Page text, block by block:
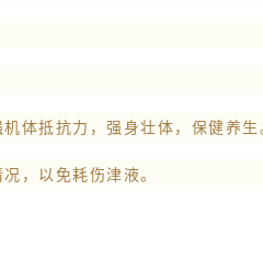
体抵抗力，强身壮体，保健养生
，以免耗伤津液。